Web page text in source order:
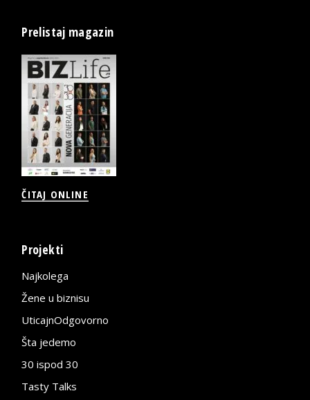
Prelistaj magazin
ČITAJ ONLINE
Projekti
Najkolega
Žene u biznisu
UticajnOdgovorno
Šta jedemo
30 ispod 30
Tasty Talks